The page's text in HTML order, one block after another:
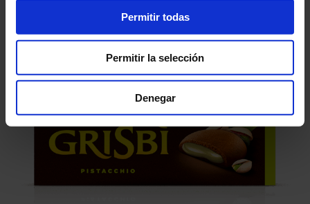
Permitir todas
Permitir la selección
Denegar